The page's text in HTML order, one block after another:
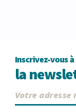
Inscrivez-vous à
la